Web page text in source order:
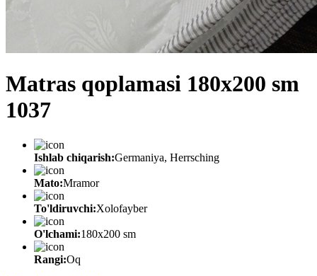
Matras qoplamasi 180x200 sm
1037
Ishlab chiqarish:Germaniya, Herrsching
Mato:Mramor
To'ldiruvchi:Xolofayber
O'lchami:180х200 sm
Rangi:Oq